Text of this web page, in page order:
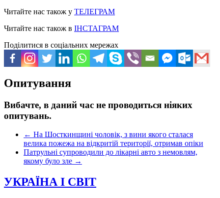
Читайте нас також у ТЕЛЕГРАМ
Читайте нас також в ІНСТАГРАМ
Поділитися в соціальних мережах
Опитування
Вибачте, в даний час не проводиться ніяких
опитувань.
← На Шосткинщині чоловік, з вини якого сталася
велика пожежа на відкритій території, отримав опіки
Патрульні супроводили до лікарні авто з немовлям,
якому було зле →
УКРАЇНА І СВІТ